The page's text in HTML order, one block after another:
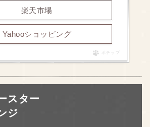
楽天市場
Yahooショッピング
ポチップ
スター
ジ